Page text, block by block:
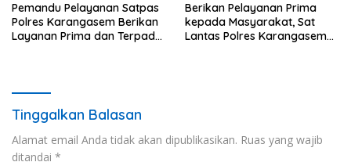
Pemandu Pelayanan Satpas
Polres Karangasem Berikan
Layanan Prima dan Terpadu
Berikan Pelayanan Prima
kepada Masyarakat, Sat
Lantas Polres Karangasem
Tinggalkan Balasan
Alamat email Anda tidak akan dipublikasikan. Ruas yang wajib
ditandai *